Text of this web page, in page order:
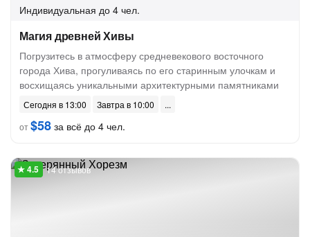
Индивидуальная до 4 чел.
Магия древней Хивы
Погрузитесь в атмосферу средневекового восточного
города Хива, прогуливаясь по его старинным улочкам и
восхищаясь уникальными архитектурными памятниками
Сегодня в 13:00
Завтра в 10:00
от$58 за всё до 4 чел.
14 отзывов